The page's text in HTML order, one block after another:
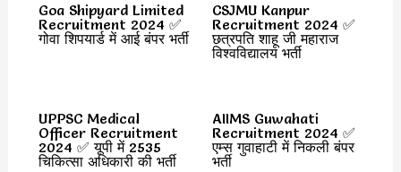
Goa Shipyard Limited
Recruitment 2024 ✅
गोवा शिपयार्ड में आई बंपर भर्ती
CSJMU Kanpur
Recruitment 2024 ✅
छत्रपति शाहू जी महाराज
विश्वविद्यालय भर्ती
UPPSC Medical
Officer Recruitment
2024 ✅ यूपी में 2535
चिकित्सा अधिकारी की भर्ती
AIIMS Guwahati
Recruitment 2024 ✅
एम्स गुवाहाटी में निकली बंपर
भर्ती